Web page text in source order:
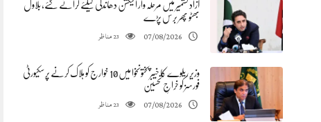
آزاد کشمیر میں مرحلہ وار الیکشن دھاندلی کیلئے کرائے گئے، بلاول
بھٹو پھر برس پڑے
07/08/2026
23مناظر
وزیر ریلوے کا خیبرپختونخوا میں 10 خوارج کو ہلاک کرنے پر سکیورٹی
فورسز کو خراجِ تحسین
07/08/2026
23مناظر